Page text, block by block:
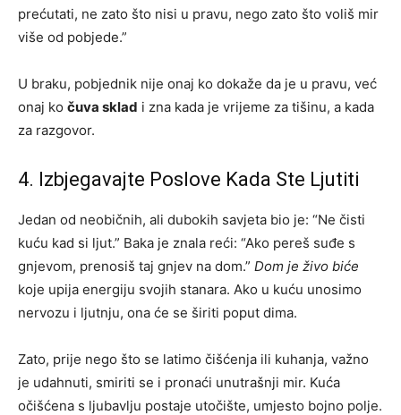
prećutati, ne zato što nisi u pravu, nego zato što voliš mir
više od pobjede.”
U braku, pobjednik nije onaj ko dokaže da je u pravu, već
onaj ko čuva sklad i zna kada je vrijeme za tišinu, a kada
za razgovor.
4. Izbjegavajte Poslove Kada Ste Ljutiti
Jedan od neobičnih, ali dubokih savjeta bio je: “Ne čisti
kuću kad si ljut.” Baka je znala reći: “Ako pereš suđe s
gnjevom, prenosiš taj gnjev na dom.” Dom je živo biće
koje upija energiju svojih stanara. Ako u kuću unosimo
nervozu i ljutnju, ona će se širiti poput dima.
Zato, prije nego što se latimo čišćenja ili kuhanja, važno
je udahnuti, smiriti se i pronaći unutrašnji mir. Kuća
očišćena s ljubavlju postaje utočište, umjesto bojno polje.